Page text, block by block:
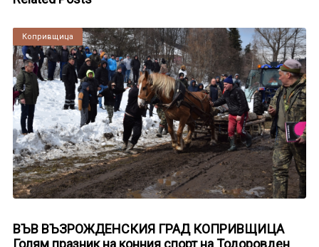
Копривщица
ВЪВ ВЪЗРОЖДЕНСКИЯ ГРАД КОПРИВЩИЦА
Голям празник на конния спорт на Тодоровден